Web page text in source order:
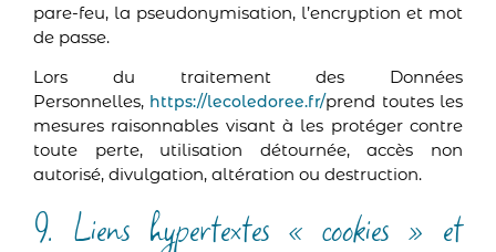
pare-feu, la pseudonymisation, l’encryption et mot
de passe.
Lors du traitement des Données
Personnelles, https://lecoledoree.fr/prend toutes les
mesures raisonnables visant à les protéger contre
toute perte, utilisation détournée, accès non
autorisé, divulgation, altération ou destruction.
9. Liens hypertextes « cookies » et